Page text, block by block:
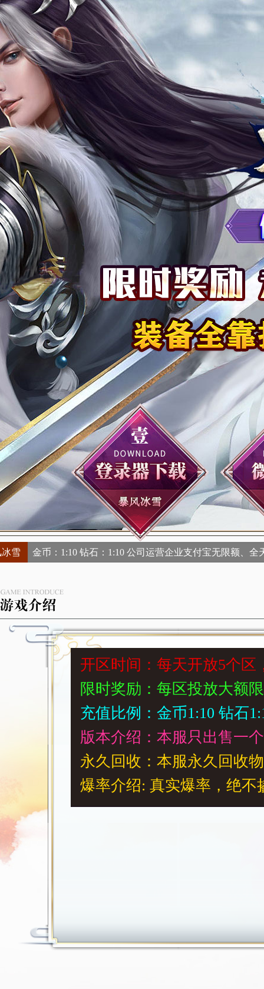
雪 金币：1:10 钻石：1:10 公司运营企业支付宝无限额、
开区时间：每天开放5个区
限时奖励：每区投放大额
充值比例：金币1:10 钻石
版本介绍：本服只出售一
永久回收：本服永久回收
爆率介绍: 真实爆率，绝